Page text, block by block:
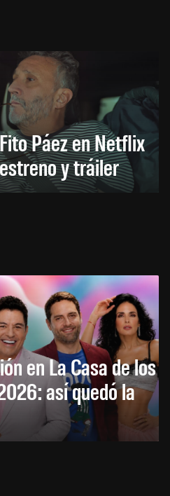
Páez en Netflix
y tráiler
en La Casa de los
así quedó la